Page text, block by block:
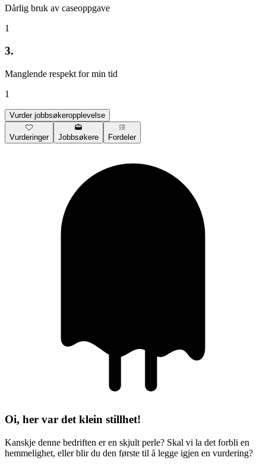
Dårlig bruk av caseoppgave
1
3.
Manglende respekt for min tid
1
Vurder jobbsøkeropplevelse
Vurderinger Jobbsøkere Fordeler
Oi, her var det klein stillhet!
Kanskje denne bedriften er en skjult perle? Skal vi la det forbli en
hemmelighet, eller blir du den første til å legge igjen en vurdering?